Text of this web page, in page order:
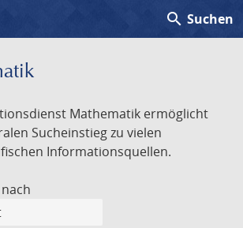
search Suchen
Mathematik ermöglicht
Sucheinstieg zu vielen
Informationsquellen.